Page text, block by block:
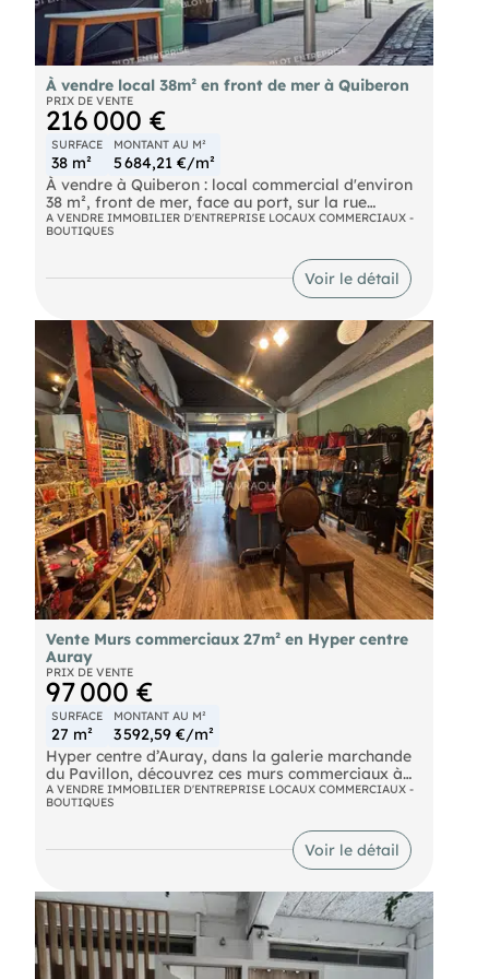
pour obtenir davantage d'informations ou
organiser une visite. 1 avenue 56 880 PLOEREN
À vendre local 38m² en front de mer à Quiberon
PRIX DE VENTE
216 000 €
SURFACE
38 m²
MONTANT AU M²
5 684,21 €/m²
À vendre à Quiberon : local commercial d'environ
38 m², front de mer, face au port, sur la rue
commerçante longeant la plage. Ce local bénéficie
d'un accès PMR, idéal pour accueillir tous vos
clients. Situé dans une zone touristique, il offre une
visibilité exceptionnelle grâce à saposition
stratégique en bord de mer. Points forts :
emplacement touristique de choix, environnement
dynamique et attractif.
- -
- Les informations sur les risques naturels,
miniers, ou technologiques, auxquels ces biens
sont exposés, sont disponibles sur le site
A VENDRE IMMOBILIER D'ENTREPRISE LOCAUX COMMERCIAUX -
BOUTIQUES
Voir le détail
Vente Murs commerciaux 27m² en Hyper centre
Auray
PRIX DE VENTE
97 000 €
SURFACE
27 m²
MONTANT AU M²
3 592,59 €/m²
Hyper centre d’Auray, dans la galerie marchande
du Pavillon, découvrez ces murs commerciaux à
l'emplacement recherché.
de la maroquinerie, des bijoux et des vêtements
pour femmes, d’environ 27 m². L'exploitation de la
Son emplacement stratégique au sein de la
galerie et sa vitrine intérieure, associée à une
belle visibilité grâce à sa seconde vitrine donnant
sur rue, renforcent l’attractivité du commerce,
A VENDRE IMMOBILIER D'ENTREPRISE LOCAUX COMMERCIAUX -
BOUTIQUES
Voir le détail